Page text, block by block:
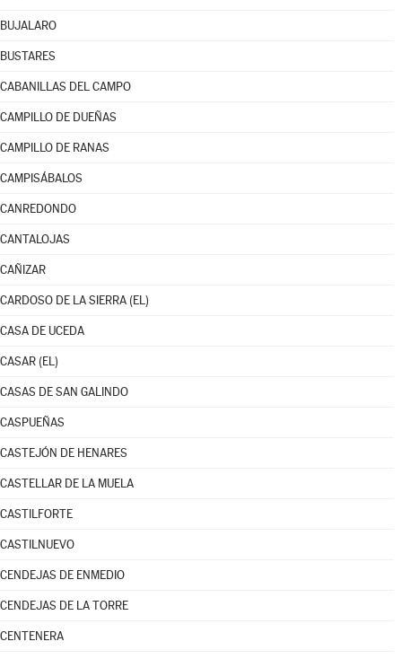
BUJALARO
BUSTARES
CABANILLAS DEL CAMPO
CAMPILLO DE DUEÑAS
CAMPILLO DE RANAS
CAMPISÁBALOS
CANREDONDO
CANTALOJAS
CAÑIZAR
CARDOSO DE LA SIERRA (EL)
CASA DE UCEDA
CASAR (EL)
CASAS DE SAN GALINDO
CASPUEÑAS
CASTEJÓN DE HENARES
CASTELLAR DE LA MUELA
CASTILFORTE
CASTILNUEVO
CENDEJAS DE ENMEDIO
CENDEJAS DE LA TORRE
CENTENERA